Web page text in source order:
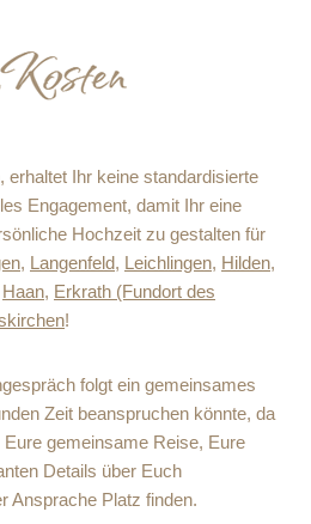
erhaltet Ihr keine standardisierte
Engagement, damit Ihr eine
Hochzeit zu gestalten für
, Langenfeld, Leichlingen, Hilden,
Haan, Erkrath (Fundort des
!
folgt ein gemeinsames
Zeit beanspruchen könnte, da
gemeinsame Reise, Eure
Details über Euch
Ansprache Platz finden.